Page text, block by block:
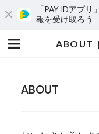
「PAY IDアプ
報を受け取ろう
ABOUT